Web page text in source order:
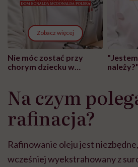
Zobacz więcej
Nie móc zostać przy
chorym dziecku w
może chyba tylko
głupota i brak
wyobraźni"
pracy
Na czym
rafinacja?
Rafinowanie oleju jest
wcześniej wyekstrahowany z